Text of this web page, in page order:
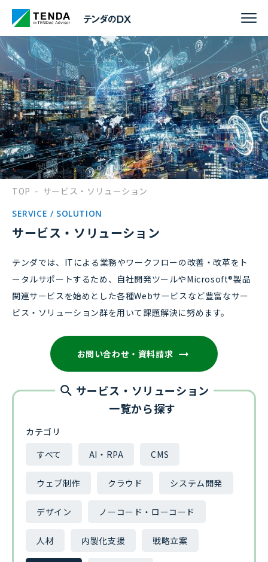
TOP - サービス・ソリューション
SERVICE / SOLUTION
サービス・ソリューション
テンダでは、ITによる業務やワークフローの改善・改革をト
ータルサポートするため、自社開発ツールやMicrosoft®製品
関連サービスを始めとした各種Webサービスなど豊富なサー
ビス・ソリューション群を用いて課題解決に努めます。
お問い合わせ・資料請求
サービス・ソリューション
一覧から探す
カテゴリ
すべて
AI・RPA CMS
ウェブ制作 クラウド システム開発
デザイン ノーコード・ローコード
人材 内製化支援 戦略立案